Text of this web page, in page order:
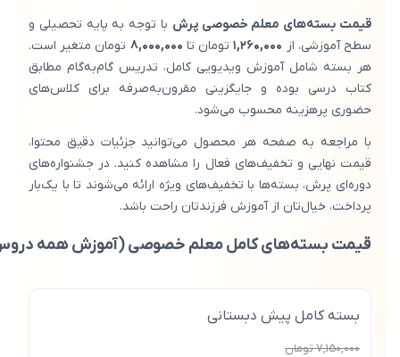
قیمت بسته‌های معلم خصوصی پرش با توجه به پایه تحصیلی و
سطح آموزشی، از ۱,۲۶۰,۰۰۰تومان تا ۸,۰۰۰,۰۰۰ تومان متغیر است.
هر بسته شامل آموزش ویدیویی کامل، تدریس گام‌به‌گام مطابق
کتاب درسی بوده و جایگزینی مقرون‌به‌صرفه برای کلاس‌های
حضوری پرهزینه محسوب می‌شود.
با مراجعه به صفحه هر محصول می‌توانید جزئیات دقیق محتوا،
قیمت نهایی و تخفیف‌های فعال را مشاهده کنید. در جشنواره‌های
دوره‌ای پرش، بسته‌ها با تخفیف‌های ویژه ارائه می‌شوند تا با یک‌بار
پرداخت، خیال‌تان از آموزش فرزندتان راحت باشد.
قیمت بسته‌های کامل معلم خصوصی (آموزش همه دروس
بسته کامل پیش دبستانی
7,15۰,۰۰۰ تومان